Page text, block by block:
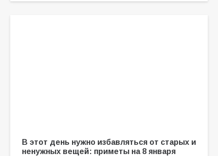
В этот день нужно избавляться от старых и
ненужных вещей: приметы на 8 января